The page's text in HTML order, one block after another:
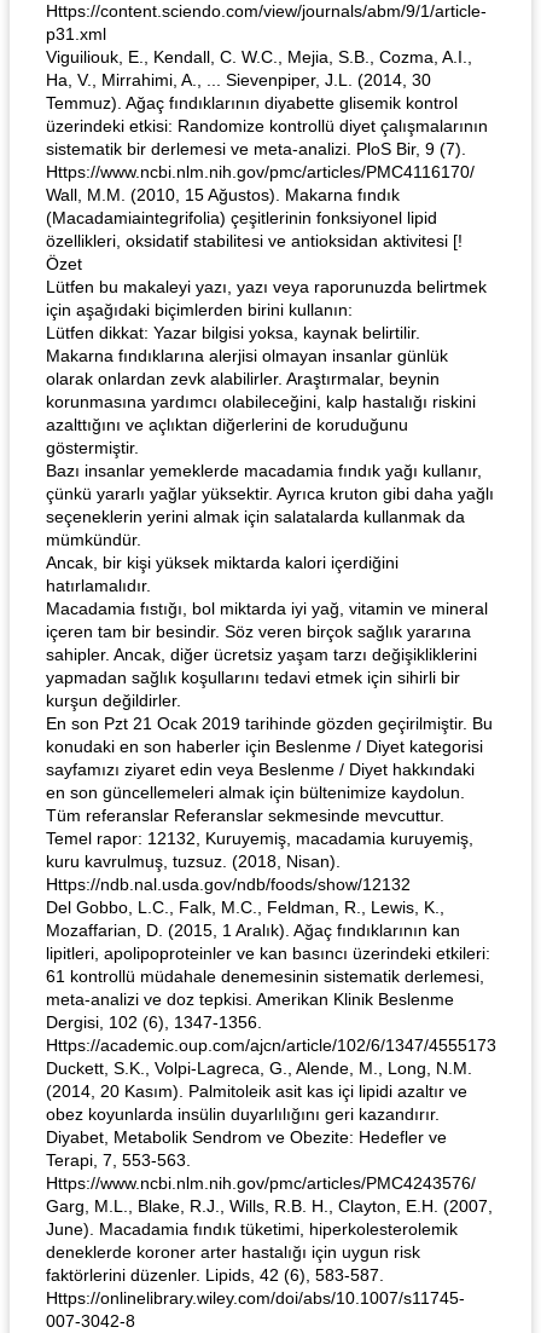
Https://content.sciendo.com/view/journals/abm/9/1/article-
p31.xml
Viguiliouk, E., Kendall, C. W.C., Mejia, S.B., Cozma, A.I.,
Ha, V., Mirrahimi, A., ... Sievenpiper, J.L. (2014, 30
Temmuz). Ağaç fındıklarının diyabette glisemik kontrol
üzerindeki etkisi: Randomize kontrollü diyet çalışmalarının
sistematik bir derlemesi ve meta-analizi. PloS Bir, 9 (7).
Https://www.ncbi.nlm.nih.gov/pmc/articles/PMC4116170/
Wall, M.M. (2010, 15 Ağustos). Makarna fındık
(Macadamiaintegrifolia) çeşitlerinin fonksiyonel lipid
özellikleri, oksidatif stabilitesi ve antioksidan aktivitesi [!
Özet
Lütfen bu makaleyi yazı, yazı veya raporunuzda belirtmek
için aşağıdaki biçimlerden birini kullanın:
Lütfen dikkat: Yazar bilgisi yoksa, kaynak belirtilir.
Makarna fındıklarına alerjisi olmayan insanlar günlük
olarak onlardan zevk alabilirler. Araştırmalar, beynin
korunmasına yardımcı olabileceğini, kalp hastalığı riskini
azalttığını ve açlıktan diğerlerini de koruduğunu
göstermiştir.
Bazı insanlar yemeklerde macadamia fındık yağı kullanır,
çünkü yararlı yağlar yüksektir. Ayrıca kruton gibi daha yağlı
seçeneklerin yerini almak için salatalarda kullanmak da
mümkündür.
Ancak, bir kişi yüksek miktarda kalori içerdiğini
hatırlamalıdır.
Macadamia fıstığı, bol miktarda iyi yağ, vitamin ve mineral
içeren tam bir besindir. Söz veren birçok sağlık yararına
sahipler. Ancak, diğer ücretsiz yaşam tarzı değişikliklerini
yapmadan sağlık koşullarını tedavi etmek için sihirli bir
kurşun değildirler.
En son Pzt 21 Ocak 2019 tarihinde gözden geçirilmiştir. Bu
konudaki en son haberler için Beslenme / Diyet kategorisi
sayfamızı ziyaret edin veya Beslenme / Diyet hakkındaki
en son güncellemeleri almak için bültenimize kaydolun.
Tüm referanslar Referanslar sekmesinde mevcuttur.
Temel rapor: 12132, Kuruyemiş, macadamia kuruyemiş,
kuru kavrulmuş, tuzsuz. (2018, Nisan).
Https://ndb.nal.usda.gov/ndb/foods/show/12132
Del Gobbo, L.C., Falk, M.C., Feldman, R., Lewis, K.,
Mozaffarian, D. (2015, 1 Aralık). Ağaç fındıklarının kan
lipitleri, apolipoproteinler ve kan basıncı üzerindeki etkileri:
61 kontrollü müdahale denemesinin sistematik derlemesi,
meta-analizi ve doz tepkisi. Amerikan Klinik Beslenme
Dergisi, 102 (6), 1347-1356.
Https://academic.oup.com/ajcn/article/102/6/1347/4555173
Duckett, S.K., Volpi-Lagreca, G., Alende, M., Long, N.M.
(2014, 20 Kasım). Palmitoleik asit kas içi lipidi azaltır ve
obez koyunlarda insülin duyarlılığını geri kazandırır.
Diyabet, Metabolik Sendrom ve Obezite: Hedefler ve
Terapi, 7, 553-563.
Https://www.ncbi.nlm.nih.gov/pmc/articles/PMC4243576/
Garg, M.L., Blake, R.J., Wills, R.B. H., Clayton, E.H. (2007,
June). Macadamia fındık tüketimi, hiperkolesterolemik
deneklerde koroner arter hastalığı için uygun risk
faktörlerini düzenler. Lipids, 42 (6), 583-587.
Https://onlinelibrary.wiley.com/doi/abs/10.1007/s11745-
007-3042-8